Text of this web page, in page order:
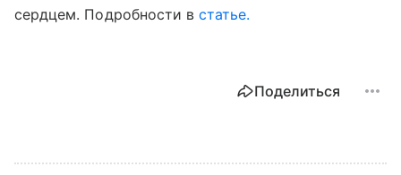
сердцем. Подробности встатье.
Поделиться